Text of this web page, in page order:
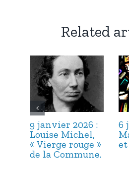
Related
9 janvier 2026 :
Louise Michel,
« Vierge rouge »
de la Commune.
6